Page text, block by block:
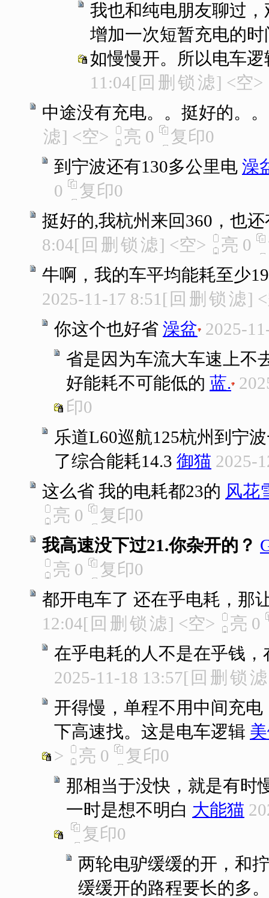
我也和纯电朋友聊过
增加一次短暂充电的
如慢慢开。所以电车
11:04[ 回 删 锁 滤] <空>
中途没有充电。。挺好的。。
滤] <空> 亮 0 复印0
到宁波还有130多公里电 澡
0
复印0
挺好的,我杭州来回360，也
8:04[ 回 删 锁 滤] <空> 亮 0
牛啊，我的车平均能耗至少
2025-11-17 8:51 [ 回 删 锁 滤]
你这个也好省 澡盆 2025-
省是因为车流大车速上不
好能耗不可能低的 蓝.
印0
乐道L60巡航125杭州到宁
了综合能耗14.3 御猫 2025-
这么省 我的电耗都23的 风花
亮 0 复印0
我高速没下过21.你杂开的？
亮 0 复印0
都开电车了 还在乎电耗，那
12:04[ 回 删 锁 滤] <空> 亮 0
在乎电耗的人不是在乎钱
2025-11-18 13:57[ 回 删 锁 滤
开得慢，单程不用中间充
下高速找。这是电车逻辑
>
亮 0 复印0
那相当于没快，就是有时
一时是想不明白 大能猫
复印0
两轮电驴缓缓的开，和
缓缓开的路程要长的多。